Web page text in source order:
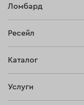
Ломбард
Тарифы
Ресейл
Купить
Каталог
Услуги